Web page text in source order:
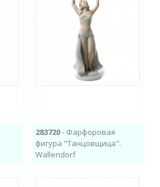
283720- Фарфоровая
фигура "Танцовщица".
Wallendorf